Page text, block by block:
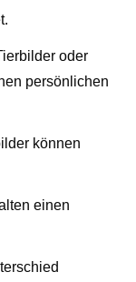
oder
persönlichen
können
einen